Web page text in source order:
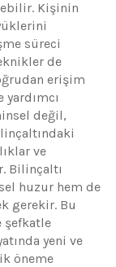
Kişinin
süreci
de
erişim
değil,
ve
Bilinçaltı
huzur hem de
gerekir. Bu
şefkatle
yeni ve
öneme